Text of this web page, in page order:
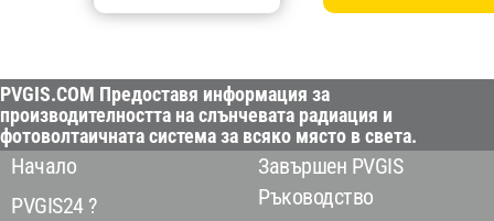
PVGIS.COM Предоставя информация за
производителността на слънчевата радиация и
фотоволтаичната система за всяко място в света.
Начало
PVGIS24 ?
Завършен PVGIS
Ръководство